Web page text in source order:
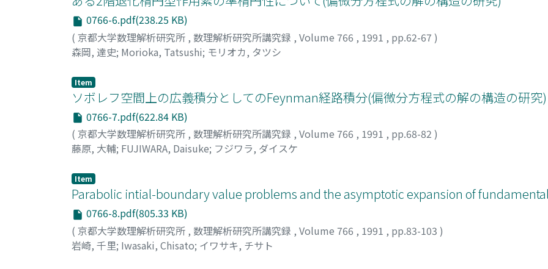
0766-6.pdf(238.25 KB)
( 京都大学数理解析研究所 , 数理解析研究所講究録 , Volume 766 , 1991 , pp.62-67 )
森岡, 達史; Morioka, Tatsushi; モリオカ, タツシ
Item
ソボレフ空間上の広義積分としてのFeynman経路積分(偏微分方程式の解の構造の研究)
0766-7.pdf(622.84 KB)
( 京都大学数理解析研究所 , 数理解析研究所講究録 , Volume 766 , 1991 , pp.68-82 )
藤原, 大輔; FUJIWARA, Daisuke; フジワラ, ダイスケ
Item
Parabolic intial-boundary value problems and the asymptotic expansion of
0766-8.pdf(805.33 KB)
( 京都大学数理解析研究所 , 数理解析研究所講究録 , Volume 766 , 1991 , pp.83-103 )
岩崎, 千里; Iwasaki, Chisato; イワサキ, チサト